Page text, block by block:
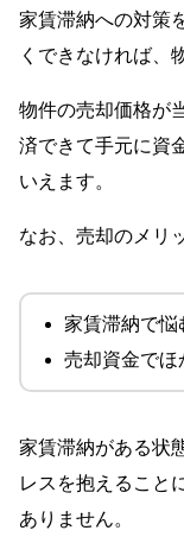
家賃滞納への対策
くできなければ、
物件の売却価格が
済できて手元に資
いえます。
なお、売却のメリ
家賃滞納で悩
売却資金でほ
家賃滞納がある状
レスを抱えること
ありません。